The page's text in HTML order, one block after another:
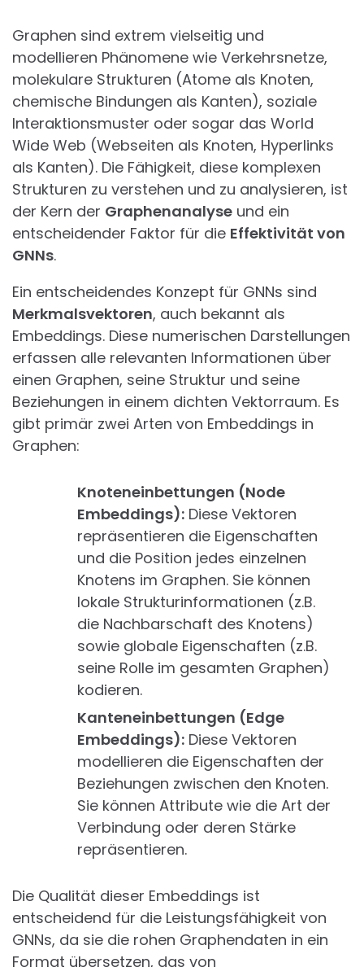
Graphen sind extrem vielseitig und
modellieren Phänomene wie Verkehrsnetze,
molekulare Strukturen (Atome als Knoten,
chemische Bindungen als Kanten), soziale
Interaktionsmuster oder sogar das World
Wide Web (Webseiten als Knoten, Hyperlinks
als Kanten). Die Fähigkeit, diese komplexen
Strukturen zu verstehen und zu analysieren, ist
der Kern der Graphenanalyse und ein
entscheidender Faktor für die Effektivität von
GNNs.
Ein entscheidendes Konzept für GNNs sind
Merkmalsvektoren, auch bekannt als
Embeddings. Diese numerischen Darstellungen
erfassen alle relevanten Informationen über
einen Graphen, seine Struktur und seine
Beziehungen in einem dichten Vektorraum. Es
gibt primär zwei Arten von Embeddings in
Graphen:
Knoteneinbettungen (Node
Embeddings): Diese Vektoren
repräsentieren die Eigenschaften
und die Position jedes einzelnen
Knotens im Graphen. Sie können
lokale Strukturinformationen (z.B.
die Nachbarschaft des Knotens)
sowie globale Eigenschaften (z.B.
seine Rolle im gesamten Graphen)
kodieren.
Kanteneinbettungen (Edge
Embeddings): Diese Vektoren
modellieren die Eigenschaften der
Beziehungen zwischen den Knoten.
Sie können Attribute wie die Art der
Verbindung oder deren Stärke
repräsentieren.
Die Qualität dieser Embeddings ist
entscheidend für die Leistungsfähigkeit von
GNNs, da sie die rohen Graphendaten in ein
Format übersetzen, das von